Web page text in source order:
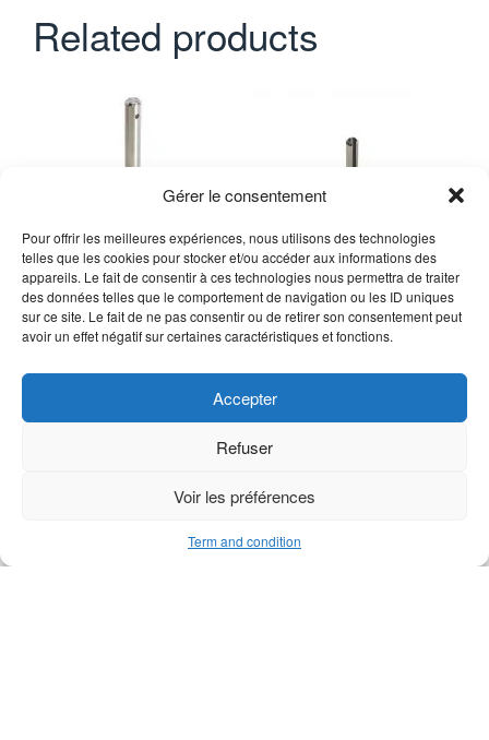
Gérer le consentement
Pour offrir les meilleures expériences, nous utilisons des technologies
telles que les cookies pour stocker et/ou accéder aux informations des
appareils. Le fait de consentir à ces technologies nous permettra de traiter
des données telles que le comportement de navigation ou les ID uniques
sur ce site. Le fait de ne pas consentir ou de retirer son consentement peut
avoir un effet négatif sur certaines caractéristiques et fonctions.
Accepter
Refuser
Voir les préférences
Term and condition
Related products
M series sheave axle Slotted spring pin 3×20